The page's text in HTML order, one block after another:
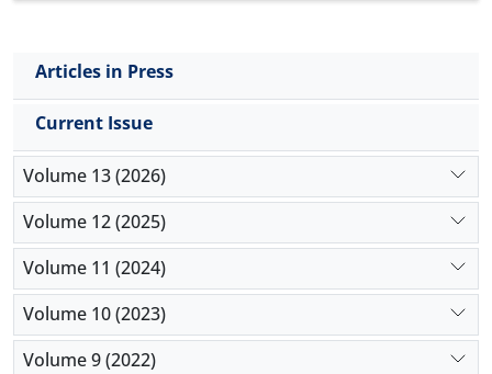
Articles in Press
Current Issue
Volume 13 (2026)
Volume 12 (2025)
Volume 11 (2024)
Volume 10 (2023)
Volume 9 (2022)